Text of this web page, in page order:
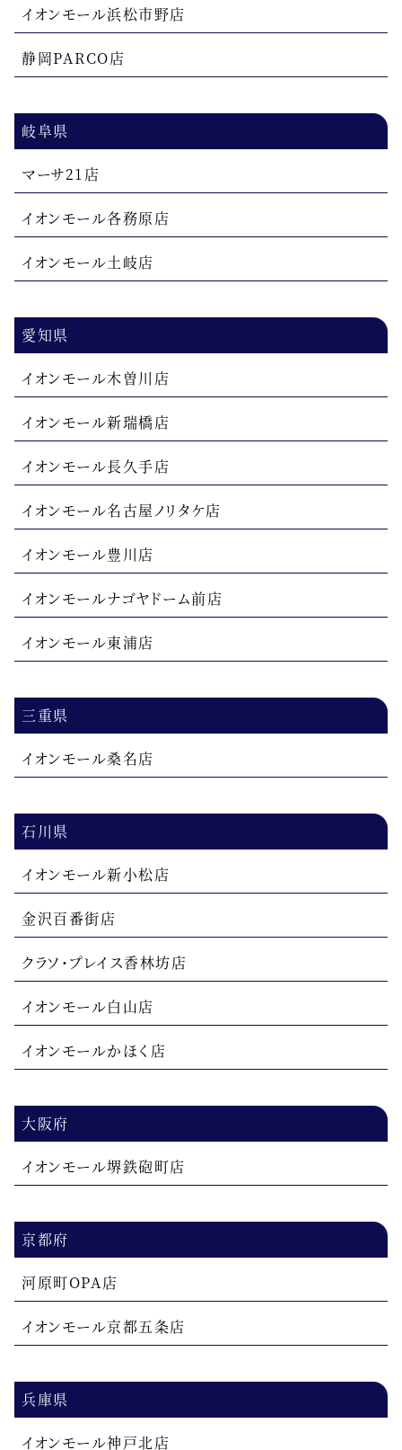
イオンモール浜松市野店
静岡PARCO店
岐阜県
マーサ21店
イオンモール各務原店
イオンモール土岐店
愛知県
イオンモール木曽川店
イオンモール新瑞橋店
イオンモール長久手店
イオンモール名古屋ノリタケ店
イオンモール豊川店
イオンモールナゴヤドーム前店
イオンモール東浦店
三重県
イオンモール桑名店
石川県
イオンモール新小松店
金沢百番街店
クラソ・プレイス香林坊店
イオンモール白山店
イオンモールかほく店
大阪府
イオンモール堺鉄砲町店
京都府
河原町OPA店
イオンモール京都五条店
兵庫県
イオンモール神戸北店